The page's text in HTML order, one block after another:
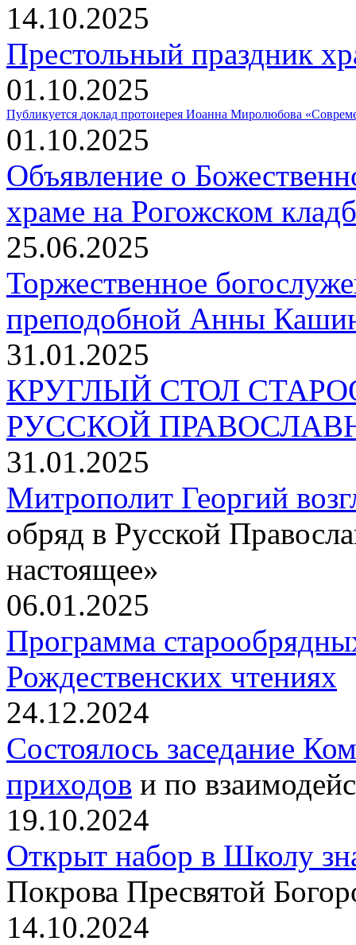
14.10.2025
Престольный праздник
01.10.2025
Публикуется доклад протоиерея Иоанна Миролюбова
01.10.2025
Объявление о
храме на Рогожском
25.06.2025
Торжественное
преподобной Анны
31.01.2025
КРУГЛЫЙ СТОЛ
РУССКОЙ
31.01.2025
Митрополит Георгий
обряд в Русской
настоящее»
06.01.2025
Программа
Рождественских чтениях
24.12.2024
Состоялось заседание
приходов и по
19.10.2024
Открыт набор в Школу
Покрова Пресвятой
14.10.2024